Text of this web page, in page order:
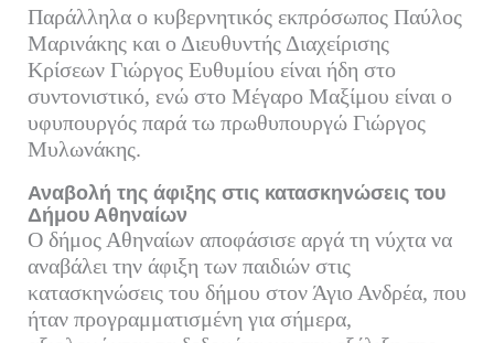
Παράλληλα ο κυβερνητικός εκπρόσωπος Παύλος
Μαρινάκης και ο Διευθυντής Διαχείρισης
Κρίσεων Γιώργος Ευθυμίου είναι ήδη στο
συντονιστικό, ενώ στο Μέγαρο Μαξίμου είναι ο
υφυπουργός παρά τω πρωθυπουργώ Γιώργος
Μυλωνάκης.
Αναβολή της άφιξης στις κατασκηνώσεις του
Δήμου Αθηναίων
Ο δήμος Αθηναίων αποφάσισε αργά τη νύχτα να
αναβάλει την άφιξη των παιδιών στις
κατασκηνώσεις του δήμου στον Άγιο Ανδρέα, που
ήταν προγραμματισμένη για σήμερα,